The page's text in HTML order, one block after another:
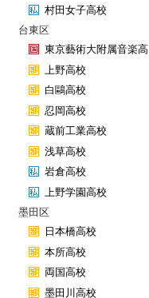
村田女子高校
台東区
東京藝術大附属音楽高
上野高校
白鷗高校
忍岡高校
蔵前工業高校
浅草高校
岩倉高校
上野学園高校
墨田区
日本橋高校
本所高校
両国高校
墨田川高校